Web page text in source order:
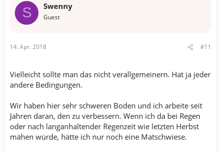
S Swenny
Guest
14. Apr. 2018 #11
Vielleicht sollte man das nicht verallgemeinern. Hat ja jeder
andere Bedingungen.
Wir haben hier sehr schweren Boden und ich arbeite seit
Jahren daran, den zu verbessern. Wenn ich da bei Regen
oder nach langanhaltender Regenzeit wie letzten Herbst
mähen würde, hätte ich nur noch eine Matschwiese.